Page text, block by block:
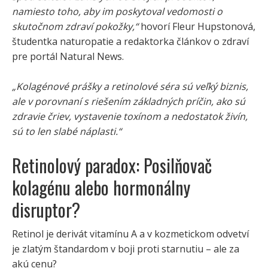
namiesto toho, aby im poskytoval vedomosti o
skutočnom zdraví pokožky,“hovorí Fleur Hupstonová,
študentka naturopatie a redaktorka článkov o zdraví
pre portál Natural News.
„Kolagénové prášky a retinolové séra sú veľký biznis,
ale v porovnaní s riešením základných príčin, ako sú
zdravie čriev, vystavenie toxínom a nedostatok živín,
sú to len slabé náplasti.“
Retinolový paradox: Posilňovač
kolagénu alebo hormonálny
disruptor?
Retinol je derivát vitamínu A a v kozmetickom odvetví
je zlatým štandardom v boji proti starnutiu – ale za
akú cenu?